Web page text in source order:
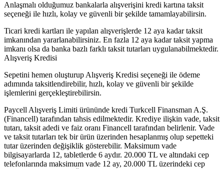
Anlaşmalı olduğumuz bankalarla alışverişini kredi kartına taksit
seçeneği ile hızlı, kolay ve güvenli bir şekilde tamamlayabilirsin.
Ticari kredi kartları ile yapılan alışverişlerde 12 aya kadar taksit
imkanından yararlanabilirsiniz. En fazla 12 aya kadar taksit yapma
imkanı olsa da banka bazlı farklı taksit tutarları uygulanabilmektedir.
Alışveriş Kredisi
Sepetini hemen oluşturup Alışveriş Kredisi seçeneği ile ödeme
adımında taksitlendirebilir, hızlı, kolay ve güvenli bir şekilde
işlemlerini gerçekleştirebilirsin.
Paycell Alışveriş Limiti ürününde kredi Turkcell Finansman A.Ş.
(Financell) tarafından tahsis edilmektedir. Krediye ilişkin vade, taksit
tutarı, taksit adedi ve faiz oranı Financell tarafından belirlenir. Vade
ve taksit tutarları tek bir ürün üzerinden hesaplanmış olup sepetteki
tutar üzerinden değişiklik gösterebilir. Maksimum vade
bilgisayarlarda 12, tabletlerde 6 aydır. 20.000 TL ve altındaki cep
telefonlarında maksimum vade 12 ay, 20.000 TL üzerindeki cep